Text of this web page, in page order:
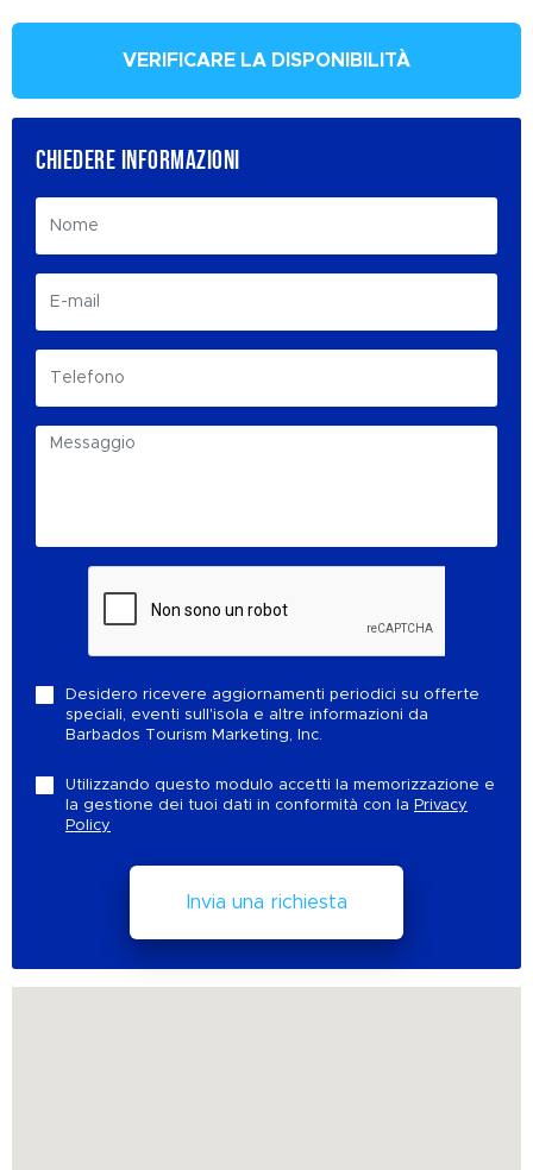
VERIFICARE LA DISPONIBILITÀ
CHIEDERE INFORMAZIONI
Desidero ricevere aggiornamenti periodici su offerte
speciali, eventi sull'isola e altre informazioni da
Barbados Tourism Marketing, Inc.
Utilizzando questo modulo accetti la memorizzazione e
la gestione dei tuoi dati in conformità con la Privacy
Policy